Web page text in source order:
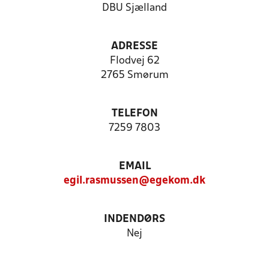
DBU Sjælland
ADRESSE
Flodvej 62
2765 Smørum
TELEFON
7259 7803
EMAIL
egil.rasmussen@egekom.dk
INDENDØRS
Nej